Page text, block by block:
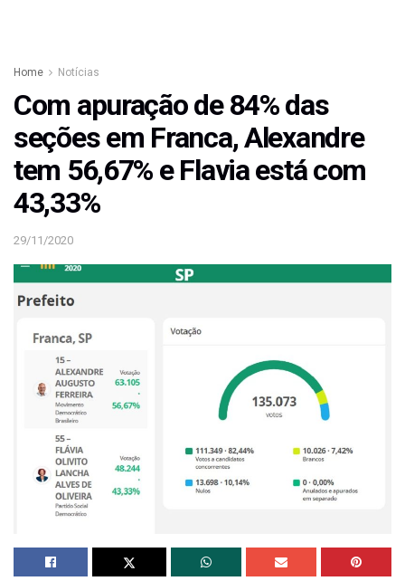
Home Notícias
Com apuração de 84% das
seções em Franca, Alexandre
tem 56,67% e Flavia está com
43,33%
29/11/2020